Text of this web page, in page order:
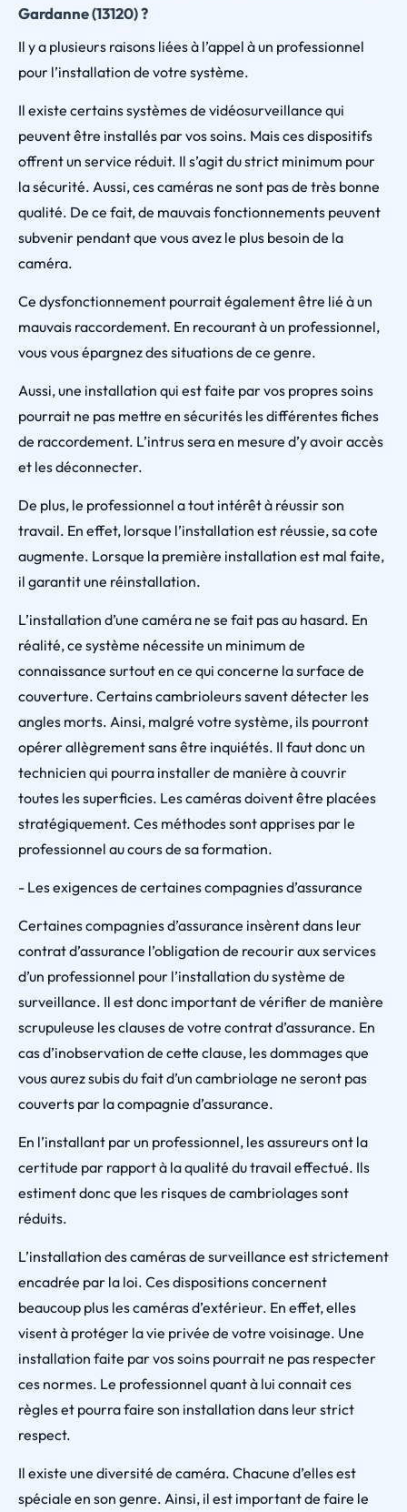
Gardanne (13120) ?
Il y a plusieurs raisons liées à l’appel à un professionnel
pour l’installation de votre système.
Il existe certains systèmes de vidéosurveillance qui
peuvent être installés par vos soins. Mais ces dispositifs
offrent un service réduit. Il s’agit du strict minimum pour
la sécurité. Aussi, ces caméras ne sont pas de très bonne
qualité. De ce fait, de mauvais fonctionnements peuvent
subvenir pendant que vous avez le plus besoin de la
caméra.
Ce dysfonctionnement pourrait également être lié à un
mauvais raccordement. En recourant à un professionnel,
vous vous épargnez des situations de ce genre.
Aussi, une installation qui est faite par vos propres soins
pourrait ne pas mettre en sécurités les différentes fiches
de raccordement. L’intrus sera en mesure d’y avoir accès
et les déconnecter.
De plus, le professionnel a tout intérêt à réussir son
travail. En effet, lorsque l’installation est réussie, sa cote
augmente. Lorsque la première installation est mal faite,
il garantit une réinstallation.
L’installation d’une caméra ne se fait pas au hasard. En
réalité, ce système nécessite un minimum de
connaissance surtout en ce qui concerne la surface de
couverture. Certains cambrioleurs savent détecter les
angles morts. Ainsi, malgré votre système, ils pourront
opérer allègrement sans être inquiétés. Il faut donc un
technicien qui pourra installer de manière à couvrir
toutes les superficies. Les caméras doivent être placées
stratégiquement. Ces méthodes sont apprises par le
professionnel au cours de sa formation.
- Les exigences de certaines compagnies d’assurance
Certaines compagnies d’assurance insèrent dans leur
contrat d’assurance l’obligation de recourir aux services
d’un professionnel pour l’installation du système de
surveillance. Il est donc important de vérifier de manière
scrupuleuse les clauses de votre contrat d’assurance. En
cas d’inobservation de cette clause, les dommages que
vous aurez subis du fait d’un cambriolage ne seront pas
couverts par la compagnie d’assurance.
En l’installant par un professionnel, les assureurs ont la
certitude par rapport à la qualité du travail effectué. Ils
estiment donc que les risques de cambriolages sont
réduits.
L’installation des caméras de surveillance est strictement
encadrée par la loi. Ces dispositions concernent
beaucoup plus les caméras d’extérieur. En effet, elles
visent à protéger la vie privée de votre voisinage. Une
installation faite par vos soins pourrait ne pas respecter
ces normes. Le professionnel quant à lui connait ces
règles et pourra faire son installation dans leur strict
respect.
Il existe une diversité de caméra. Chacune d’elles est
spéciale en son genre. Ainsi, il est important de faire le